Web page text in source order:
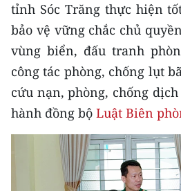
Duyên hải Nam Trung Bộ và
Nguyên
Đông Nam Bộ
Chuyên trang Hà Nội
tỉnh Sóc Trăng thực hiện
bảo vệ vững chắc chủ
vùng biển, đấu tranh
công tác phòng, chống lụt
cứu nạn, phòng, chống
hành đồng bộ Luật Biên